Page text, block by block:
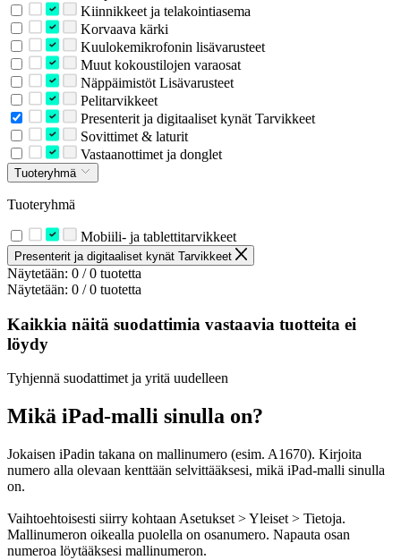
Kiinnikkeet ja telakointiasema
Korvaava kärki
Kuulokemikrofonin lisävarusteet
Muut kokoustilojen varaosat
Näppäimistöt Lisävarusteet
Pelitarvikkeet
Presenterit ja digitaaliset kynät Tarvikkeet
Sovittimet & laturit
Vastaanottimet ja donglet
Tuoteryhmä
Tuoteryhmä
Mobiili- ja tablettitarvikkeet
Presenterit ja digitaaliset kynät Tarvikkeet
Näytetään: 0 / 0 tuotetta
Näytetään: 0 / 0 tuotetta
Kaikkia näitä suodattimia vastaavia tuotteita ei
löydy
Tyhjennä suodattimet ja yritä uudelleen
Mikä iPad-malli sinulla on?
Jokaisen iPadin takana on mallinumero (esim. A1670). Kirjoita
numero alla olevaan kenttään selvittääksesi, mikä iPad-malli sinulla
on.
Vaihtoehtoisesti siirry kohtaan Asetukset > Yleiset > Tietoja.
Mallinumeron oikealla puolella on osanumero. Napauta osan
numeroa löytääksesi mallinumeron.